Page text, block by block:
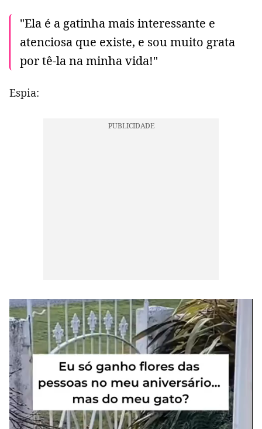
"Ela é a gatinha mais interessante e
atenciosa que existe, e sou muito grata
por tê-la na minha vida!"
Espia: